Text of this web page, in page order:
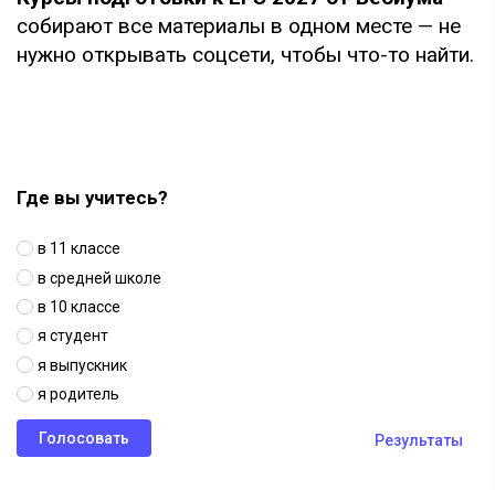
собирают все материалы в одном месте — не
нужно открывать соцсети, чтобы что-то найти.
Где вы учитесь?
в 11 классе
в средней школе
в 10 классе
я студент
я выпускник
я родитель
Результаты